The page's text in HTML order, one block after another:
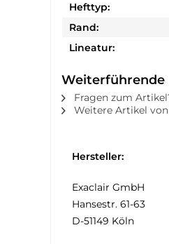
Hefttyp:
Rand:
Lineatur:
Weiterführende
Fragen zum
Weitere Artikel
Hersteller:
Exaclair GmbH
Hansestr. 61-63
D-51149 Köln